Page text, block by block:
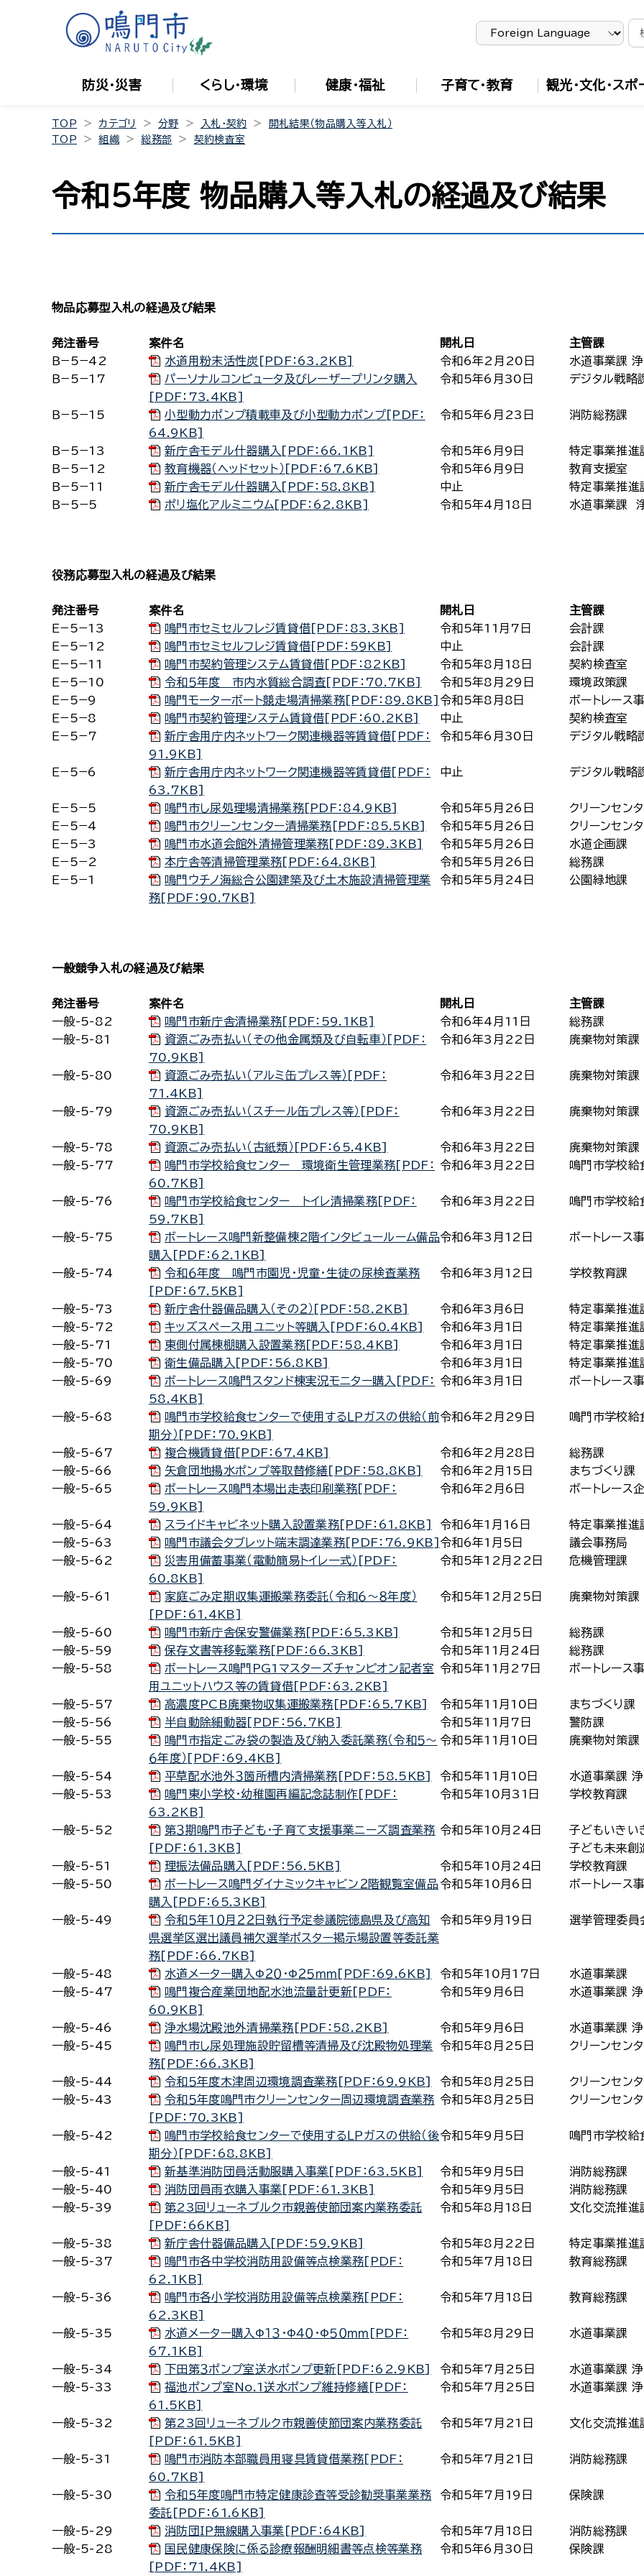
防災・災害 くらし・環境 健康・福祉 子育て・教育 観光・文化・スポ
TOP カテゴリ 分野 入札・契約
開札結果（物品購入等入札）
TOP
組織 総務部 契約検査室
令和5年度 物品購入等入札の経過及び結果
物品応募型入札の経過及び結果
発注番号 案件名 開札日
主管課
Ｂ−5−42
水道用粉末活性炭[PDF：63.2KB] 令和6年2月20日
水道事業課
Ｂ−5−17
パーソナルコンピュータ及びレーザープリンタ購入
[PDF：73.4KB]
令和5年6月30日 デジタル戦略
Ｂ−5−15
小型動力ポンプ積載車及び小型動力ポンプ[PDF：
64.9KB]
令和5年6月23日 消防総務課
Ｂ−5−13 新庁舎モデル什器購入[PDF：66.1KB] 令和5年6月9日
特定事業推進
Ｂ−5−12
教育機器（ヘッドセット）[PDF：67.6KB] 令和5年6月9日
教育支援室
Ｂ−5−11
新庁舎モデル什器購入[PDF：58.8KB] 中止
特定事業推進
Ｂ−5−5
ポリ塩化アルミニウム[PDF：62.8KB] 令和5年4月18日 水道事業課
役務応募型入札の経過及び結果
発注番号 案件名 開札日
主管課
Ｅ−5−13
鳴門市セミセルフレジ賃貸借[PDF：83.3KB] 令和5年11月7日
会計課
Ｅ−5−12
鳴門市セミセルフレジ賃貸借[PDF：59KB] 中止
会計課
Ｅ−5−11
鳴門市契約管理システム賃貸借[PDF：82KB] 令和5年8月18日
契約検査室
Ｅ−5−10
令和５年度 市内水質総合調査[PDF：70.7KB] 令和5年8月29日
環境政策課
Ｅ−5−9
鳴門モーターボート競走場清掃業務[PDF：89.8KB] 令和5年8月8日
ボートレース
Ｅ−5−8
鳴門市契約管理システム賃貸借[PDF：60.2KB] 中止
契約検査室
Ｅ−5−7
新庁舎用庁内ネットワーク関連機器等賃貸借[PDF：
91.9KB]
令和5年6月30日 デジタル戦略
Ｅ−5−6
新庁舎用庁内ネットワーク関連機器等賃貸借[PDF：
63.7KB]
中止 デジタル戦略
Ｅ−5−5 鳴門市し尿処理場清掃業務[PDF：84.9KB] 令和5年5月26日
クリーンセン
Ｅ−5−4
鳴門市クリーンセンター清掃業務[PDF：85.5KB] 令和5年5月26日
クリーンセン
Ｅ−5−3
鳴門市水道会館外清掃管理業務[PDF：89.3KB] 令和5年5月26日
水道企画課
Ｅ−5−2
本庁舎等清掃管理業務[PDF：64.8KB] 令和5年5月26日
総務課
Ｅ−5−1
鳴門ウチノ海総合公園建築及び土木施設清掃管理業
務[PDF：90.7KB]
令和5年5月24日 公園緑地課
一般競争入札の経過及び結果
発注番号 案件名 開札日
主管課
一般-5-82
鳴門市新庁舎清掃業務[PDF：59.1KB] 令和6年4月11日
総務課
一般-5-81
資源ごみ売払い（その他金属類及び自転車）[PDF：
70.9KB]
令和6年3月22日 廃棄物対策課
一般-5-80
資源ごみ売払い（アルミ缶プレス等）[PDF：
71.4KB]
令和6年3月22日 廃棄物対策課
一般-5-79
資源ごみ売払い（スチール缶プレス等）[PDF：
70.9KB]
令和6年3月22日 廃棄物対策課
一般-5-78 資源ごみ売払い（古紙類）[PDF：65.4KB] 令和6年3月22日
廃棄物対策課
一般-5-77
鳴門市学校給食センター 環境衛生管理業務[PDF：
60.7KB]
令和6年3月22日 鳴門市学校給
一般-5-76
鳴門市学校給食センター トイレ清掃業務[PDF：
59.7KB]
令和6年3月22日 鳴門市学校給
一般-5-75
ボートレース鳴門新整備棟2階インタビュールーム備品
購入[PDF：62.1KB]
令和6年3月12日 ボートレース
一般-5-74
令和６年度 鳴門市園児・児童・生徒の尿検査業務
[PDF：67.5KB]
令和6年3月12日 学校教育課
一般-5-73 新庁舎什器備品購入（その２）[PDF：58.2KB] 令和6年3月6日
特定事業推進
一般-5-72
キッズスペース用ユニット等購入[PDF：60.4KB] 令和6年3月1日
特定事業推進
一般-5-71
東側付属棟棚購入設置業務[PDF：58.4KB] 令和6年3月1日
特定事業推進
一般-5-70
衛生備品購入[PDF：56.8KB] 令和6年3月1日
特定事業推進
一般-5-69
ボートレース鳴門スタンド棟実況モニター購入[PDF：
58.4KB]
令和6年3月1日 ボートレース
一般-5-68
鳴門市学校給食センターで使用するＬＰガスの供給（前
期分）[PDF：70.9KB]
令和6年2月29日 鳴門市学校給
一般-5-67 複合機賃貸借[PDF：67.4KB] 令和6年2月28日
総務課
一般-5-66
矢倉団地揚水ポンプ等取替修繕[PDF：58.8KB] 令和6年2月15日
まちづくり課
一般-5-65
ボートレース鳴門本場出走表印刷業務[PDF：
59.9KB]
令和6年2月6日 ボートレース
一般-5-64 スライドキャビネット購入設置業務[PDF：61.8KB] 令和6年1月16日
特定事業推進
一般-5-63
鳴門市議会タブレット端末調達業務[PDF：76.9KB] 令和6年1月5日
議会事務局
一般-5-62
災害用備蓄事業（電動簡易トイレ一式）[PDF：
60.8KB]
令和5年12月22日 危機管理課
一般-5-61
家庭ごみ定期収集運搬業務委託（令和６～８年度）
[PDF：61.4KB]
令和5年12月25日 廃棄物対策課
一般-5-60 鳴門市新庁舎保安警備業務[PDF：65.3KB] 令和5年12月5日
総務課
一般-5-59
保存文書等移転業務[PDF：66.3KB] 令和5年11月24日
総務課
一般-5-58
ボートレース鳴門PG1マスターズチャンピオン記者室
用ユニットハウス等の賃貸借[PDF：63.2KB]
令和5年11月27日 ボートレース
一般-5-57 高濃度PCB廃棄物収集運搬業務[PDF：65.7KB] 令和5年11月10日
まちづくり課
一般-5-56
半自動除細動器[PDF：56.7KB] 令和5年11月7日
警防課
一般-5-55
鳴門市指定ごみ袋の製造及び納入委託業務（令和５～
６年度）[PDF：69.4KB]
令和5年11月10日 廃棄物対策課
一般-5-54 平草配水池外３箇所槽内清掃業務[PDF：58.5KB] 令和5年11月10日
水道事業課
一般-5-53
鳴門東小学校・幼稚園再編記念誌制作[PDF：
63.2KB]
令和5年10月31日 学校教育課
一般-5-52
第３期鳴門市子ども・子育て支援事業ニーズ調査業務
[PDF：61.3KB]
令和5年10月24日
子どもいきい
子ども未来創
一般-5-51
理振法備品購入[PDF：56.5KB] 令和5年10月24日
学校教育課
一般-5-50
ボートレース鳴門ダイナミックキャビン２階観覧室備品
購入[PDF：65.3KB]
令和5年10月6日 ボートレース
一般-5-49
令和５年１０月２２日執行予定参議院徳島県及び高知
県選挙区選出議員補欠選挙ポスター掲示場設置等委託業
務[PDF：66.7KB]
令和5年9月19日 選挙管理委員
一般-5-48 水道メーター購入Φ２０・Φ２５ｍｍ[PDF：69.6KB] 令和5年10月17日
水道事業課
一般-5-47
鳴門複合産業団地配水池流量計更新[PDF：
60.9KB]
令和5年9月6日 水道事業課
一般-5-46 浄水場沈殿池外清掃業務[PDF：58.2KB] 令和5年9月6日
水道事業課
一般-5-45
鳴門市し尿処理施設貯留槽等清掃及び沈殿物処理業
務[PDF：66.3KB]
令和5年8月25日 クリーンセン
一般-5-44 令和５年度木津周辺環境調査業務[PDF：69.9KB] 令和5年8月25日
クリーンセン
一般-5-43
令和５年度鳴門市クリーンセンター周辺環境調査業務
[PDF：70.3KB]
令和5年8月25日 クリーンセン
一般-5-42
鳴門市学校給食センターで使用するＬＰガスの供給（後
期分）[PDF：68.8KB]
令和5年9月5日 鳴門市学校給
一般-5-41 新基準消防団員活動服購入事業[PDF：63.5KB] 令和5年9月5日
消防総務課
一般-5-40
消防団員雨衣購入事業[PDF：61.3KB] 令和5年9月5日
消防総務課
一般-5-39
第23回リューネブルク市親善使節団案内業務委託
[PDF：66KB]
令和5年8月18日 文化交流推進
一般-5-38 新庁舎什器備品購入[PDF：59.9KB] 令和5年8月22日
特定事業推進
一般-5-37
鳴門市各中学校消防用設備等点検業務[PDF：
62.1KB]
令和5年7月18日 教育総務課
一般-5-36
鳴門市各小学校消防用設備等点検業務[PDF：
62.3KB]
令和5年7月18日 教育総務課
一般-5-35
水道メーター購入Φ１３・Φ４０・Φ５０ｍｍ[PDF：
67.1KB]
令和5年8月29日 水道事業課
一般-5-34 下田第３ポンプ室送水ポンプ更新[PDF：62.9KB] 令和5年7月25日
水道事業課
一般-5-33
福池ポンプ室No.1送水ポンプ維持修繕[PDF：
61.5KB]
令和5年7月25日 水道事業課
一般-5-32
第23回リューネブルク市親善使節団案内業務委託
[PDF：61.5KB]
令和5年7月21日 文化交流推進
一般-5-31
鳴門市消防本部職員用寝具賃貸借業務[PDF：
60.7KB]
令和5年7月21日 消防総務課
一般-5-30
令和５年度鳴門市特定健康診査等受診勧奨事業業務
委託[PDF：61.6KB]
令和5年7月19日 保険課
一般-5-29 消防団ＩＰ無線購入事業[PDF：64KB] 令和5年7月18日
消防総務課
一般-5-28
国民健康保険に係る診療報酬明細書等点検等業務
[PDF：71.4KB]
令和5年6月30日 保険課